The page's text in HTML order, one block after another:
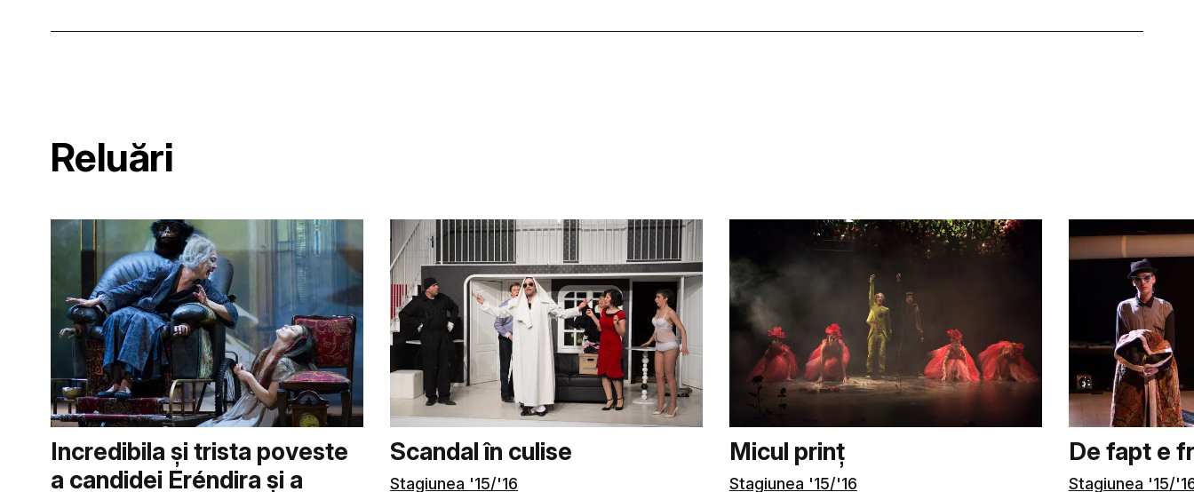
Reluări
Incredibila și trista poveste
a candidei Eréndira și a
Scandal în culise
Stagiunea '15/'16
Micul prinț
Stagiunea '15/'16
De fapt e
Stagiunea '15/